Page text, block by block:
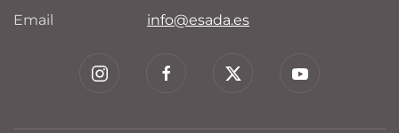
Email
info@esada.es